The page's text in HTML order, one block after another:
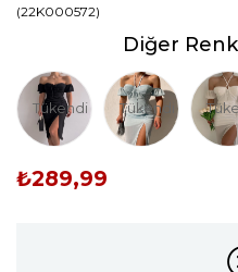
(22K000572)
Diğer
Tükendi Tükendi
₺289,99